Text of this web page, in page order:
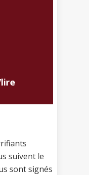
suivent le
sont signés